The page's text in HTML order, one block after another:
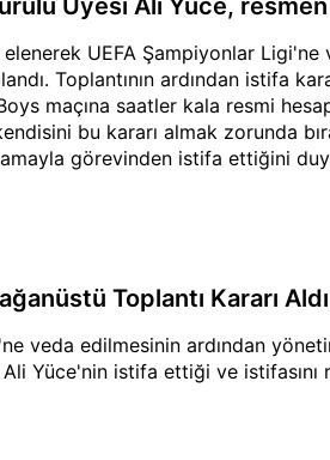
Üyesi Ali Yüce,
UEFA Şampiyonlar
Toplantının ardından istifa
maçına saatler kala resmi
bu kararı almak zorunda
görevinden istifa ettiğini
Toplantı Kararı Aldı
veda edilmesinin ardından
Yüce'nin istifa ettiği ve istifasını